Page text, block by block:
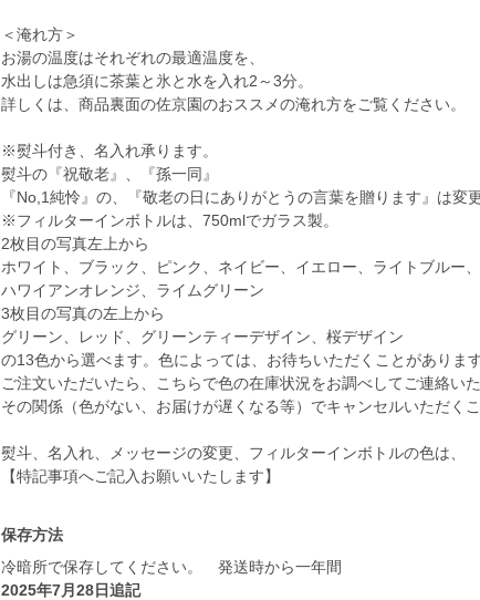
＜淹れ方＞
お湯の温度はそれぞれの最適温度を、
水出しは急須に茶葉と氷と水を入れ2～3分。
詳しくは、商品裏面の佐京園のおススメの淹れ方をご覧ください。
※熨斗付き、名入れ承ります。
熨斗の『祝敬老』、『孫一同』
『No,1純怜』の、『敬老の日にありがとうの言葉を贈ります』は変
※フィルターインボトルは、750mlでガラス製。
2枚目の写真左上から
ホワイト、ブラック、ピンク、ネイビー、イエロー、ライトブルー、
ハワイアンオレンジ、ライムグリーン
3枚目の写真の左上から
グリーン、レッド、グリーンティーデザイン、桜デザイン
の13色から選べます。色によっては、お待ちいただくことがあります
ご注文いただいたら、こちらで色の在庫状況をお調べしてご連絡いた
その関係（色がない、お届けが遅くなる等）でキャンセルいただくこ
熨斗、名入れ、メッセージの変更、フィルターインボトルの色は、
【特記事項へご記入お願いいたします】
保存方法
冷暗所で保存してください。 発送時から一年間
2025年7月28日追記